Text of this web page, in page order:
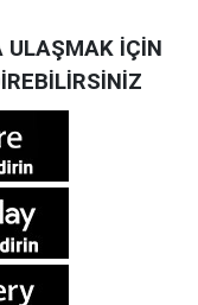
ULAŞMAK İÇİN